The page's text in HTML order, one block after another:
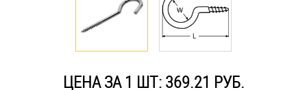
Оснастка и аксессуары для яхт
ЦЕНА ЗА 1 ШТ: 369.21 РУБ.